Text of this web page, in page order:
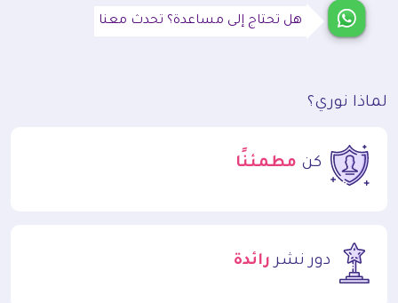
هل تحتاج إلى مساعدة؟ تحدث معنا
لماذا نوري؟
كن مطمئنًا
دور نشر رائدة